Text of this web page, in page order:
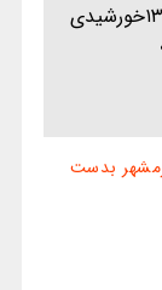
بوذرجمهر پرخیده : چهارم فروردین ماه ۱۳۱۳خورشیدی
خرمشهر بدست